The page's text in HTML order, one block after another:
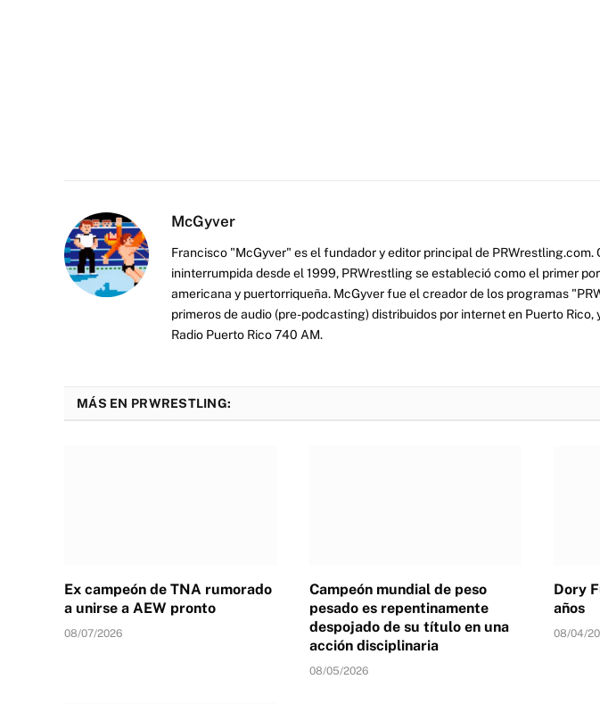
McGyver
Francisco "McGyver" es el fundador y editor principal de PRWrestling.com.
ininterrumpida desde el 1999, PRWrestling se estableció como el primer
americana y puertorriqueña. McGyver fue el creador de los programas
primeros de audio (pre-podcasting) distribuidos por internet en Puerto Rico,
Radio Puerto Rico 740 AM.
MÁS EN PRWRESTLING:
Ex campeón de TNA rumorado
a unirse a AEW pronto
08/07/2026
Campeón mundial de peso
pesado es repentinamente
despojado de su título en una
acción disciplinaria
08/05/2026
Dory
años
08/04/